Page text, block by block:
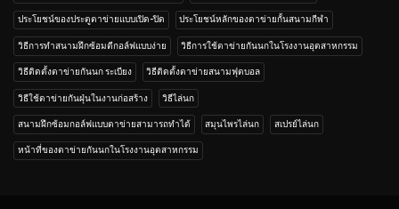
ประโยชน์ของประตูตาข่ายแบบเปิด-ปิด ประโยชน์หลักของตาข่ายกั้นสนามกีฬา
วิธีการทำสนามฝึกซ้อมตีกอล์ฟแบบง่าย วิธีการใช้ตาข่ายกันนกในโรงงานอุตสาหกรรม
วิธีติดตั้งตาข่ายกันนก ระเบียง วิธีติดตั้งตาข่ายสนามฟุตบอล
วิธีใช้ตาข่ายกันฝุ่นในงานก่อสร้าง วิธีไล่นก
สนามฝึกซ้อมกอล์ฟแบบตาข่ายสามารถทำได้ สมุนไพรไล่นก สเปรย์ไล่นก
หน้าที่ของตาข่ายกันนกในโรงงานอุตสาหกรรม